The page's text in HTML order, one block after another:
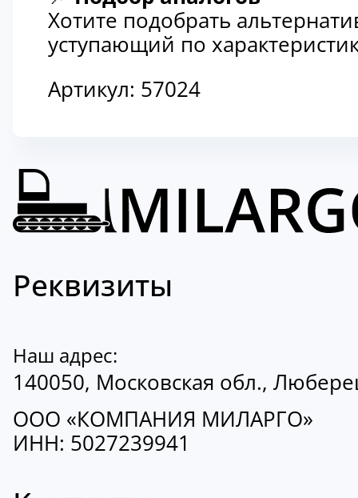
Хотите подобрать
уступающий по
Артикул: 57024
Реквизиты
Наш адрес:
140050, Московская обл.,
ООО «КОМПАНИЯ МИЛАРГО»
ИНН: 5027239941